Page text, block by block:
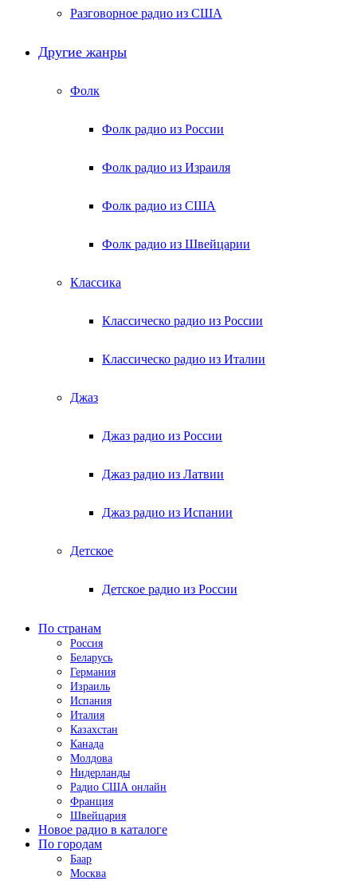
Разговорное радио из США
Другие жанры
Фолк
Фолк радио из России
Фолк радио из Израиля
Фолк радио из США
Фолк радио из Швейцарии
Классика
Классическо радио из России
Классическо радио из Италии
Джаз
Джаз радио из России
Джаз радио из Латвии
Джаз радио из Испании
Детское
Детское радио из России
По странам
Россия
Беларусь
Германия
Израиль
Испания
Италия
Казахстан
Канада
Молдова
Нидерланды
Радио США онлайн
Франция
Швейцария
Новое радио в каталоге
По городам
Баар
Москва